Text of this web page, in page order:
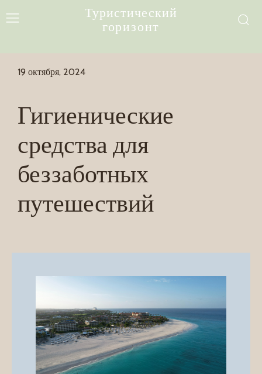
Туристический
горизонт
Гигиенические
средства для
беззаботных
путешествий
19 октября, 2024